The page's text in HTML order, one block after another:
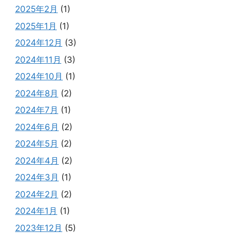
2025年2月 (1)
2025年1月 (1)
2024年12月 (3)
2024年11月 (3)
2024年10月 (1)
2024年8月 (2)
2024年7月 (1)
2024年6月 (2)
2024年5月 (2)
2024年4月 (2)
2024年3月 (1)
2024年2月 (2)
2024年1月 (1)
2023年12月 (5)